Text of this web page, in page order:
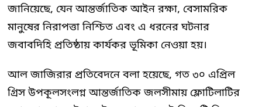
জানিয়েছে, যেন আন্তর্জাতিক আইন রক্ষা, বেসামরিক
মানুষের নিরাপত্তা নিশ্চিত এবং এ ধরনের ঘটনার
জবাবদিহি প্রতিষ্ঠায় কার্যকর ভূমিকা নেওয়া হয়।
আল জাজিরার প্রতিবেদনে বলা হয়েছে, গত ৩০ এপ্রিল
গ্রিস উপকূলসংলগ্ন আন্তর্জাতিক জলসীমায় ফ্লোটিলাটির